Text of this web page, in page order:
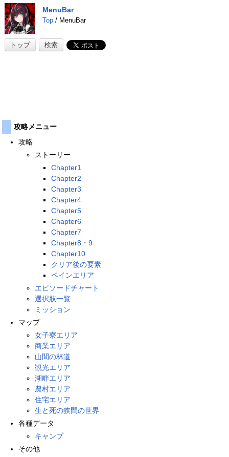
MenuBar
Top/ MenuBar
トップ 検索
攻略メニュー
攻略
ストーリー
Chapter1
Chapter2
Chapter3
Chapter4
Chapter5
Chapter6
Chapter7
Chapter8・9
Chapter10
クリア後の要素
ペインエリア
エピソードチャート
選択肢一覧
ミッション
マップ
女子寮エリア
商業エリア
山間の林道
観光エリア
湖畔エリア
農村エリア
住宅エリア
生と死の狭間の世界
各種データ
キャンプ
その他